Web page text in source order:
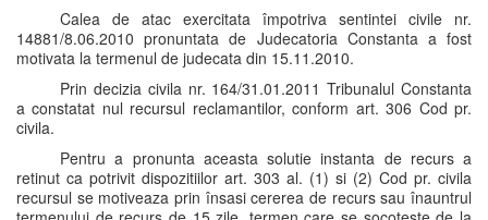
Calea de atac exercitata împotriva sentintei civile nr.
14881/8.06.2010 pronuntata de Judecatoria Constanta a fost
motivata la termenul de judecata din 15.11.2010.
Prin decizia civila nr. 164/31.01.2011 Tribunalul Constanta
a constatat nul recursul reclamantilor, conform art. 306 Cod pr.
civila.
Pentru a pronunta aceasta solutie instanta de recurs a
retinut ca potrivit dispozitiilor art. 303 al. (1) si (2) Cod pr. civila
recursul se motiveaza prin însasi cererea de recurs sau înauntrul